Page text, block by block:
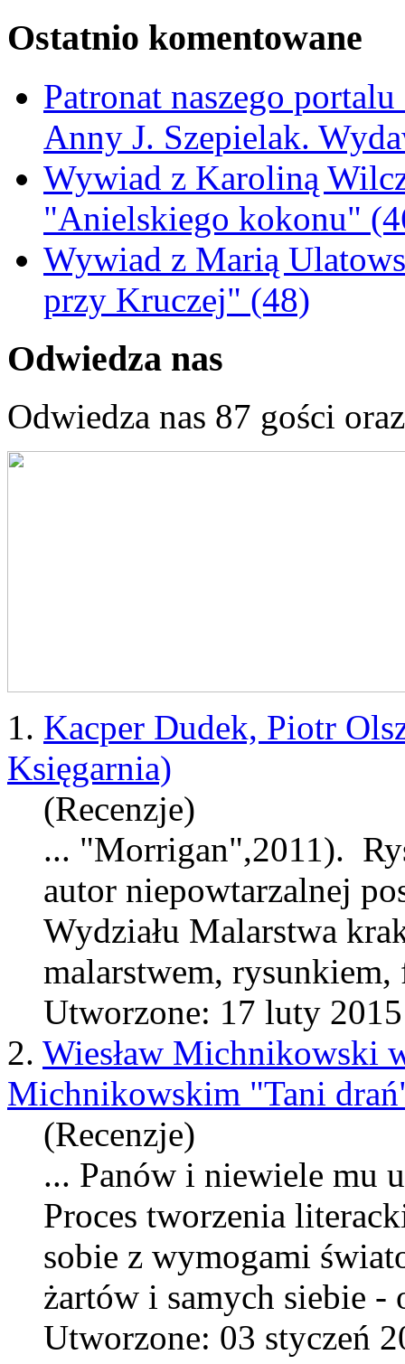
Ostatnio komentowane
Patronat naszego
Anny J. Szepielak.
Wywiad z Karoliną
"Anielskiego kokonu"
Wywiad z Marią
przy Kruczej" (48)
Odwiedza nas
Odwiedza nas 87 gości
1. Kacper Dudek, Piotr
Księgarnia)
(Recenzje)
... "Morrigan",2011).
autor niepowtarzalnej
Wydziału Malarstwa
malarstwem,
Utworzone: 17 luty 2015
2. Wiesław Michnikowski
Michnikowskim "Tani
(Recenzje)
... Panów i niewiele mu
Proces tworzenia
sobie z wymogami
żartów i samych siebie -
Utworzone: 03 styczeń